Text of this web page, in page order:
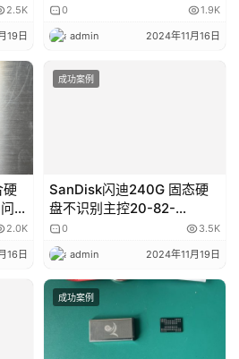
2.5K
19日
0 1.9K
admin 2024年11月16日
题
2.0K
16日
成功案例
SanDisk闪迪240G 固态硬
盘不识别主控20-82-
00469-2芯片级数据恢复成
功
0 3.5K
admin 2024年11月19日
成功案例